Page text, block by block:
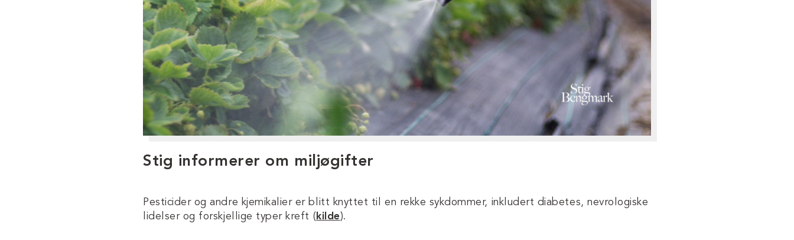
Stig informerer om miljøgifter
Pesticider og andre kjemikalier er blitt knyttet til en rekke sykdommer, inkludert diabetes, nevrologiske
lidelser og forskjellige typer kreft ( kilde).